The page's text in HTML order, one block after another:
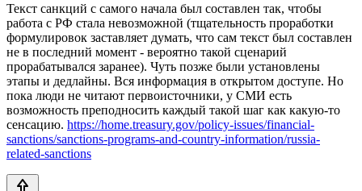
Текст санкций с самого начала был составлен так, чтобы
работа с РФ стала невозможной (тщательность проработки
формулировок заставляет думать, что сам текст был составлен
не в последний момент - вероятно такой сценарий
прорабатывался заранее). Чуть позже были установлены
этапы и дедлайны. Вся информация в открытом доступе. Но
пока люди не читают первоисточники, у СМИ есть
возможность преподносить каждый такой шаг как какую-то
сенсацию. https://home.treasury.gov/policy-issues/financial-
sanctions/sanctions-programs-and-country-information/russia-
related-sanctions